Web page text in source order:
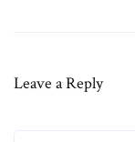
Leave a Reply